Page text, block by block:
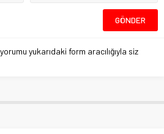
yukarıdaki form aracılığıyla siz